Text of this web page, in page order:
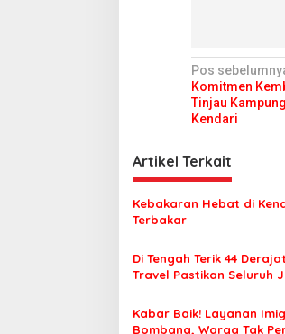
N
a
v
i
g
a
i
p
o
s
Pos
Komitmen
Tinjau
Kendari
Artikel Terkait
Kebakaran Hebat di
Terbakar
Di Tengah Terik 44
Travel Pastikan Seluruh
Kabar Baik! Layanan
Bombana, Warga Tak